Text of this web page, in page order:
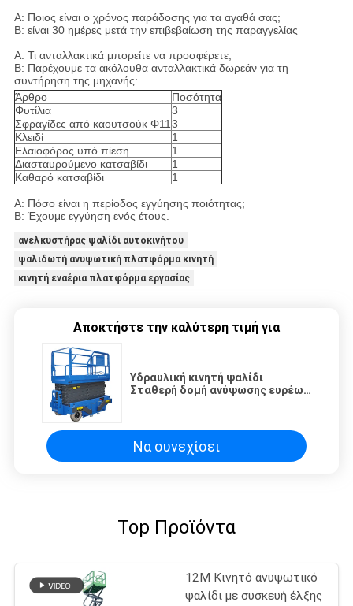
Α: Ποιος είναι ο χρόνος παράδοσης για τα αγαθά σας;
Β: είναι 30 ημέρες μετά την επιβεβαίωση της παραγγελίας
Α: Τι ανταλλακτικά μπορείτε να προσφέρετε;
Β: Παρέχουμε τα ακόλουθα ανταλλακτικά δωρεάν για τη
συντήρηση της μηχανής:
Άρθρο
Ποσότητα
Φυτίλια
3
Σφραγίδες από καουτσούκ Φ113
Κλειδί
1
Ελαιοφόρος υπό πίεση
1
Διασταυρούμενο κατσαβίδι
1
Καθαρό κατσαβίδι
1
Α: Πόσο είναι η περίοδος εγγύησης ποιότητας;
Β: Έχουμε εγγύηση ενός έτους.
ανελκυστήρας ψαλίδι αυτοκινήτου
ψαλιδωτή ανυψωτική πλατφόρμα κινητή
κινητή εναέρια πλατφόρμα εργασίας
Αποκτήστε την καλύτερη τιμή για
Υδραυλική κινητή ψαλίδι
Σταθερή δομή ανύψωσης ευρέως
Να συνεχίσει
Top Προϊόντα
12M Κινητό ανυψωτικό
ψαλίδι με συσκευή έλξης